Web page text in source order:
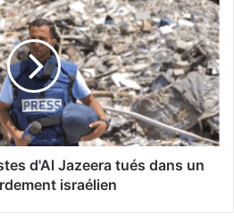
d'Al Jazeera tués dans un
israélien